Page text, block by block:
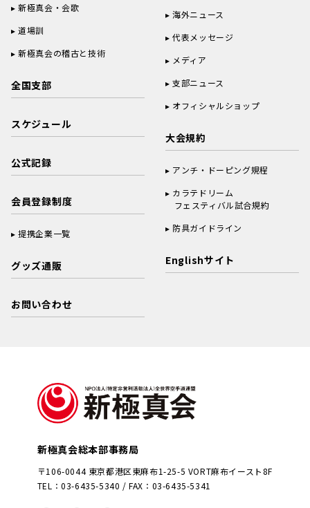
新極真会・会歌
道場訓
新極真会の稽古と技術
全国支部
スケジュール
公式記録
会員登録制度
提携企業一覧
グッズ通販
お問い合わせ
海外ニュース
代表メッセージ
メディア
支部ニュース
オフィシャルショップ
大会規約
アンチ・ドーピング規程
カラテドリーム
フェスティバル試合規約
防具ガイドライン
Englishサイト
新極真会総本部事務局
〒106-0044 東京都港区東麻布1-25-5 VORT麻布イースト8F
TEL：03-6435-5340 / FAX：03-6435-5341